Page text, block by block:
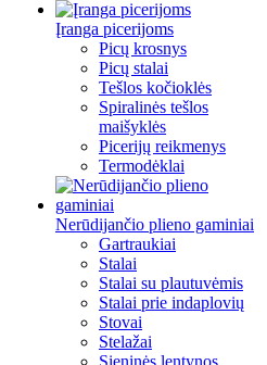
Įranga picerijoms
Picų krosnys
Picų stalai
Tešlos kočioklės
Spiralinės tešlos
maišyklės
Picerijų reikmenys
Termodėklai
Nerūdijančio plieno gaminiai
Gartraukiai
Stalai
Stalai su plautuvėmis
Stalai prie indaplovių
Stovai
Stelažai
Sieninės lentynos